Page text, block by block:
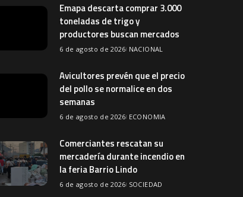
Emapa descarta comprar 3.000
toneladas de trigo y
productores buscan mercados
6 de agosto de 2026 NACIONAL
Avicultores prevén que el precio
del pollo se normalice en dos
semanas
6 de agosto de 2026 ECONOMIA
Comerciantes rescatan su
mercadería durante incendio en
la feria Barrio Lindo
6 de agosto de 2026 SOCIEDAD